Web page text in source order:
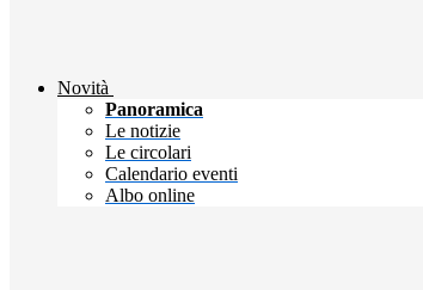
Novità
Panoramica
Le notizie
Le circolari
Calendario eventi
Albo online